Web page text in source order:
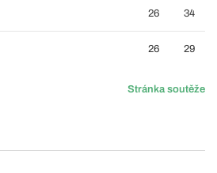
26 34
26 29
Stránka soutěže